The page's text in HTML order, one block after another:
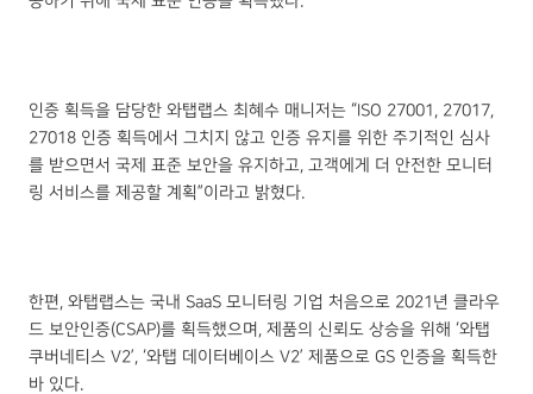
인증 획득을 담당한 와탭랩스 최혜수 매니저는 “ISO 27001, 27017,
27018 인증 획득에서 그치지 않고 인증 유지를 위한 주기적인 심사
를 받으면서 국제 표준 보안을 유지하고, 고객에게 더 안전한 모니터
링 서비스를 제공할 계획”이라고 밝혔다.
한편, 와탭랩스는 국내 SaaS 모니터링 기업 처음으로 2021년 클라우
드 보안인증(CSAP)를 획득했으며, 제품의 신뢰도 상승을 위해 ‘와탭
쿠버네티스 V2’, ‘와탭 데이터베이스 V2’ 제품으로 GS 인증을 획득한
바 있다.